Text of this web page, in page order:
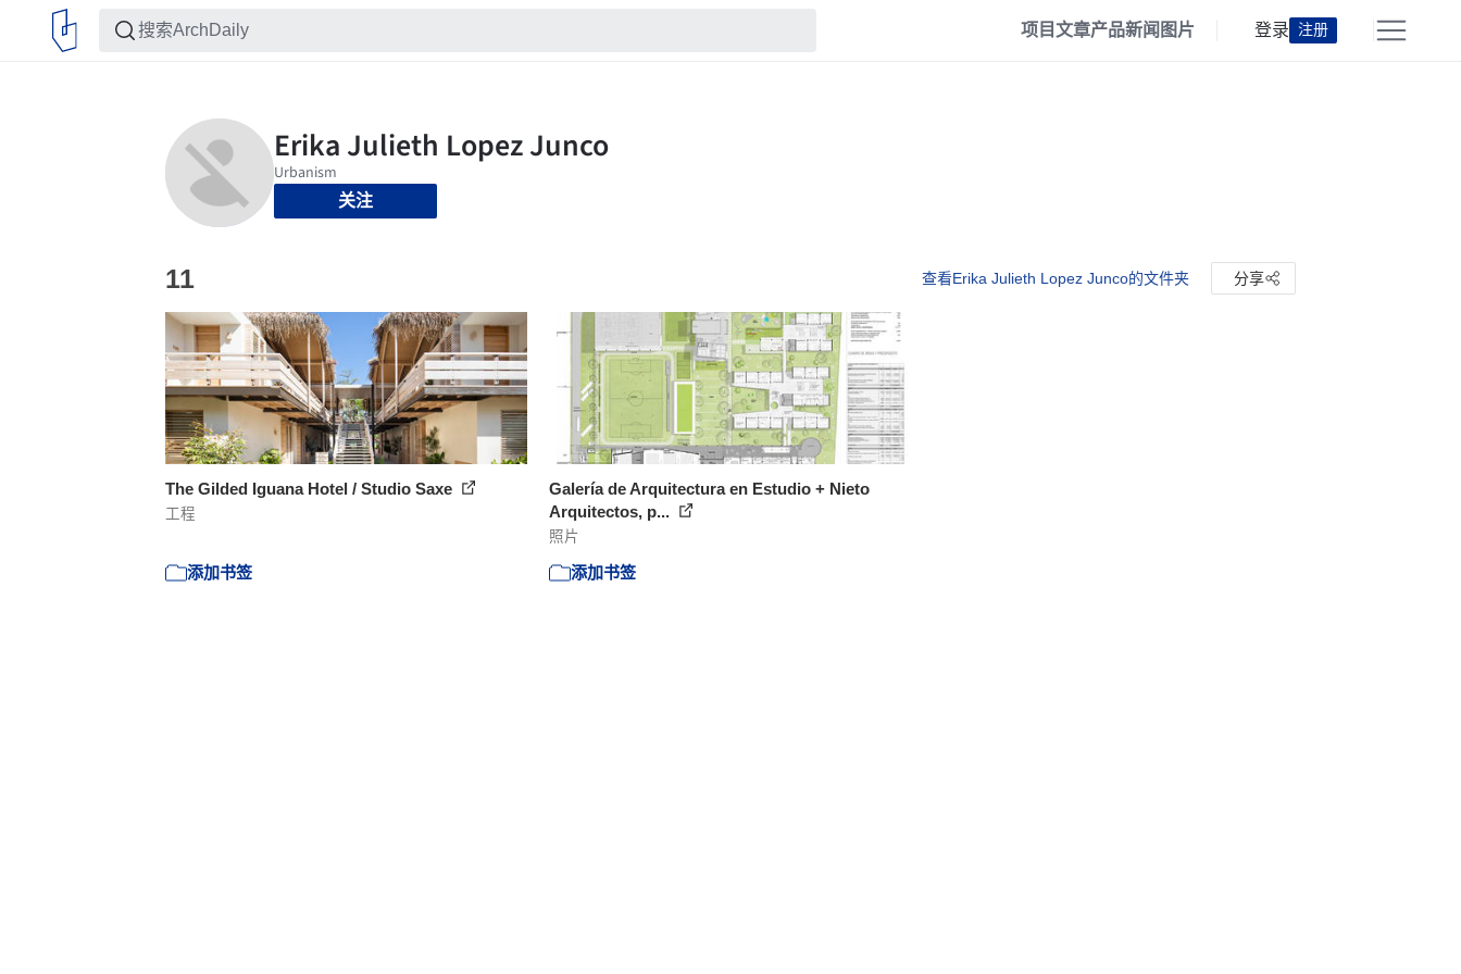
项目文章产品新闻 图片 登录 注册
关注
11 查看Erika Julieth Lopez Junco的文件夹 分享
The Gilded Iguana Hotel / Studio Saxe
工程
添加书签
Galería de Arquitectura en Estudio + Nieto
Arquitectos, p...
照片
添加书签